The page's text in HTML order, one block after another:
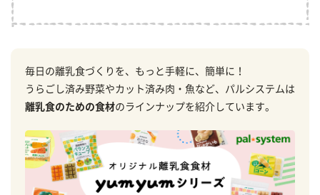
毎日の離乳食づくりを、もっと手軽に、簡単に！
うらごし済み野菜やカット済み肉・魚など、パルシステムは
離乳食のための食材のラインナップを紹介しています。